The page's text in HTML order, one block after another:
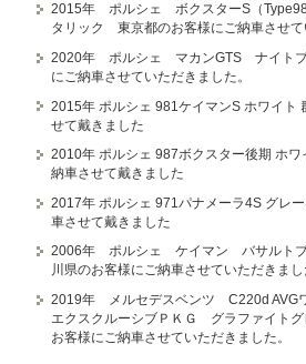
2015年 ポルシェ ボクスターS（
タリック 東京都のお客様にご納車させて
2020年 ポルシェ マカンGTS ナイト
にご納車させていただきました。
2015年 ポルシェ 981ケイマンS ホワイト
せて戴きました
2010年 ポルシェ 987ボクスター後期 ホ
納車させて戴きました
2017年 ポルシェ 971パナメーラ4S グレ
車させて戴きました
2006年 ポルシェ ケイマン バサルト
川県のお客様にご納車させていただきまし
2019年 メルセデスベンツ C220d AVG
エクスクルーシブＰＫＧ グラファイト
お客様にご納車させていただきました。